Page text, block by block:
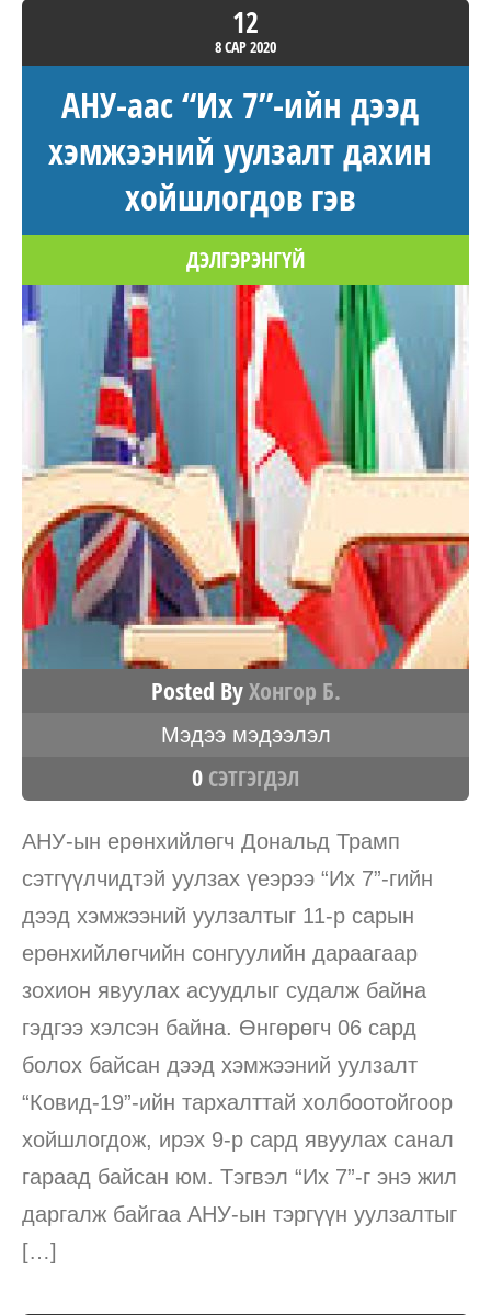
12
8 САР2020
АНУ-аас “Их 7”-ийн дээд
хэмжээний уулзалт дахин
хойшлогдов гэв
ДЭЛГЭРЭНГҮЙ
Posted ByХонгор Б.
Мэдээ мэдээлэл
0 СЭТГЭГДЭЛ
АНУ-ын ерөнхийлөгч Дональд Трамп
сэтгүүлчидтэй уулзах үеэрээ “Их 7”-гийн
дээд хэмжээний уулзалтыг 11-р сарын
ерөнхийлөгчийн сонгуулийн дараагаар
зохион явуулах асуудлыг судалж байна
гэдгээ хэлсэн байна. Өнгөрөгч 06 сард
болох байсан дээд хэмжээний уулзалт
“Ковид-19”-ийн тархалттай холбоотойгоор
хойшлогдож, ирэх 9-р сард явуулах санал
гараад байсан юм. Тэгвэл “Их 7”-г энэ жил
даргалж байгаа АНУ-ын тэргүүн уулзалтыг
[…]